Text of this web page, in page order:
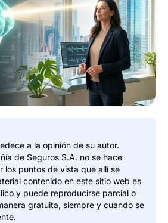
a la opinión de su autor.
de Seguros S.A. no se hace
los puntos de vista que allí se
contenido en este sitio web es
y puede reproducirse parcial o
gratuita, siempre y cuando se